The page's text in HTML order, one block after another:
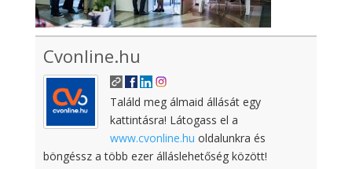
Cvonline.hu
Találd meg álmaid állását egy
kattintásra! Látogass el a
www.cvonline.hu oldalunkra és
böngéssz a több ezer álláslehetőség között!